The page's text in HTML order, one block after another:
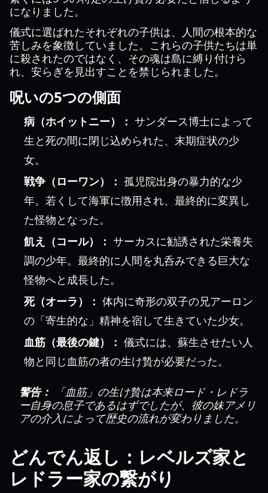
になりました。
儀式に選ばれたそれぞれの子供は、人間の根本的な
苦しみを象徴していました。これらの子供たちは単
に殺されたのではなく、その魂は島に縛り付けら
れ、安らぎを見出すことを禁じられました。
呪いの5つの側面
病（ホイットニー）： サンダース博士によって
生と死の間に閉じ込められた、末期症状の少
女。
戦争（ローワン）： 孤児院出身の暴力的な少
年。若くして海軍に徴用され、最終的に変異し
た怪物となった。
飢え（コール）： サーカスに勧誘された栄養失
調の少年。最終的に人間を丸呑みできる巨大な
怪物へと成長した。
死（オーラ）： 体内に奇形の双子の兄アーロン
の「寄生的な」精神を宿して生きていた少女。
血筋（最後の鍵）： 儀式には、蘇生させたい人
物と同じ血筋の者の生け贄が必要だった。
警告：
「血筋」の生け贄は本来ロード・レドラ
ー自身の息子であるはずでしたが、彼の妹アメリ
アの介入によって歴史の流れが変わりました。
どんでん返し：レベルズ家と
レドラー家の繋がり